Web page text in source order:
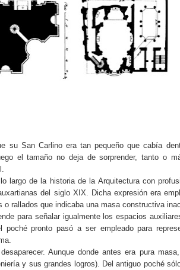
su San Carlino era tan pequeño que cabía
el tamaño no deja de sorprender, tanto o
largo de la historia de la Arquitectura con
del siglo XIX. Dicha expresión era
rallados que indicaba una masa constructiva
para señalar igualmente los espacios
poché pronto pasó a ser empleado para
Aunque donde antes era pura
y sus grandes logros). Del antiguo poché